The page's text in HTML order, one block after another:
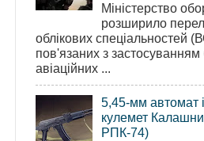
Міністерство
розширило
облікових спеціальностей
пов'язаних з застосуванням
авіаційних ...
5,45-мм автомат
кулемет
РПК-74)